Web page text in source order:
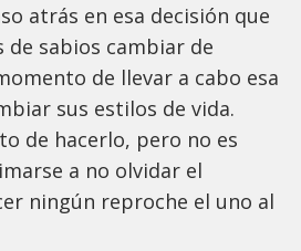
atrás en esa decisión que
de sabios cambiar de
de llevar a cabo esa
sus estilos de vida.
de hacerlo, pero no es
a no olvidar el
ningún reproche el uno al